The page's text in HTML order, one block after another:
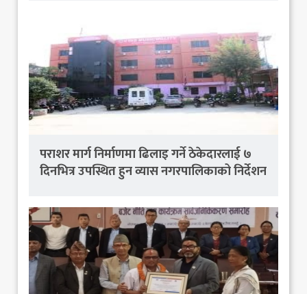
पराशर मार्ग निर्माणमा ढिलाइ गर्ने ठेकेदारलाई ७
दिनभित्र उपस्थित हुन व्यास नगरपालिकाको निर्देशन